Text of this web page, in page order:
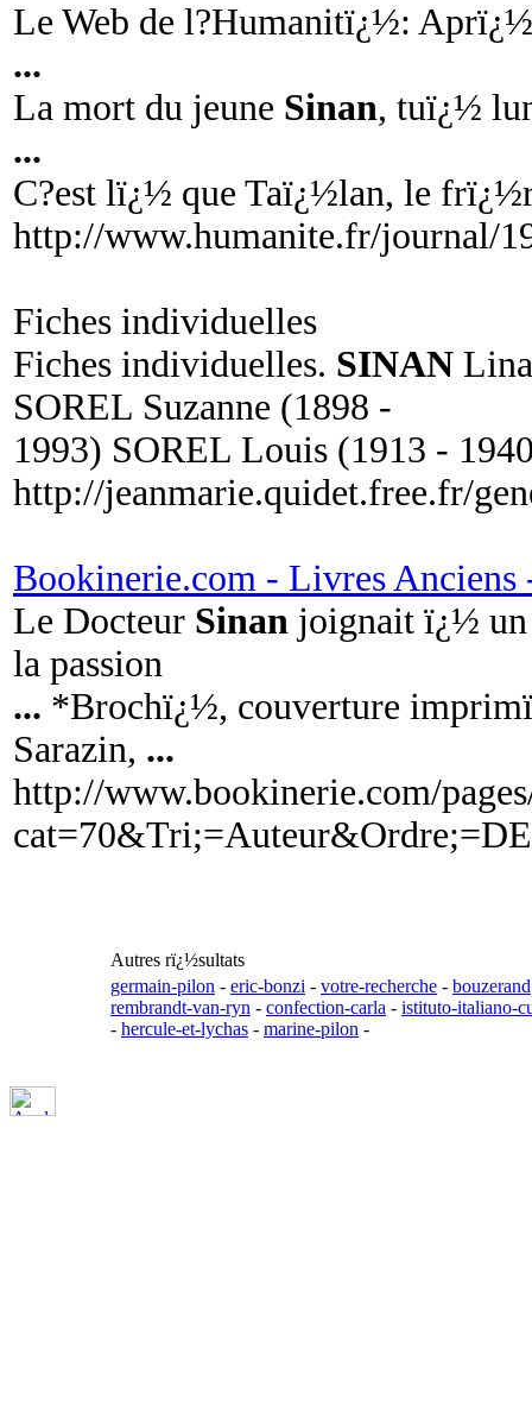
Le Web de l?Humanitï¿½:
...
La mort du jeune Sinan, tuï¿½
...
C?est lï¿½ que Taï¿½lan, le
http://www.humanite.fr/journal/
Fiches individuelles
Fiches individuelles. SINAN
SOREL Suzanne (1898 -
1993) SOREL Louis (1913 -
http://jeanmarie.quidet.free.fr/
Bookinerie.com - Livres
Le Docteur Sinan joignait ï¿½ un
la passion
... *Brochï¿½, couverture
Sarazin, ...
http://www.bookinerie.com/
Autres rï¿½sultats
germain-pilon - eric-bonzi - votre-recherche - bouzerand
rembrandt-van-ryn - confection-carla - istituto-italiano-
- hercule-et-lychas - marine-pilon -